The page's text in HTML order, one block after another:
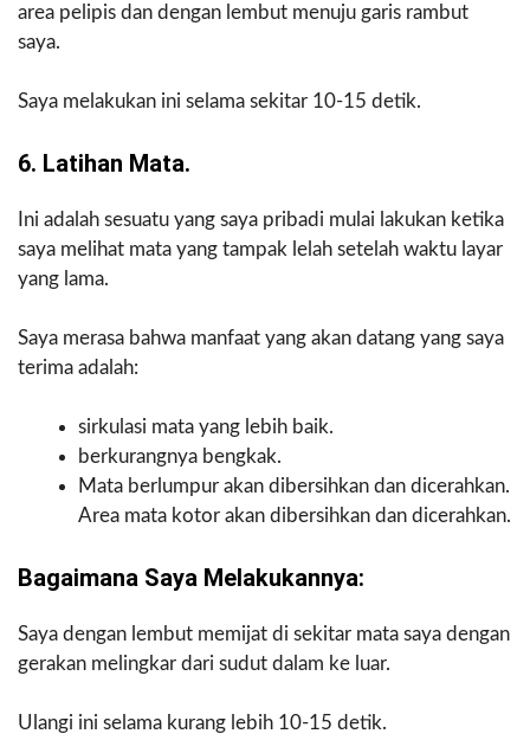
area pelipis dan dengan lembut menuju garis rambut
saya.
Saya melakukan ini selama sekitar 10-15 detik.
6. Latihan Mata.
Ini adalah sesuatu yang saya pribadi mulai lakukan ketika
saya melihat mata yang tampak lelah setelah waktu layar
yang lama.
Saya merasa bahwa manfaat yang akan datang yang saya
terima adalah:
sirkulasi mata yang lebih baik.
berkurangnya bengkak.
Mata berlumpur akan dibersihkan dan dicerahkan.
Area mata kotor akan dibersihkan dan dicerahkan.
Bagaimana Saya Melakukannya:
Saya dengan lembut memijat di sekitar mata saya dengan
gerakan melingkar dari sudut dalam ke luar.
Ulangi ini selama kurang lebih 10-15 detik.